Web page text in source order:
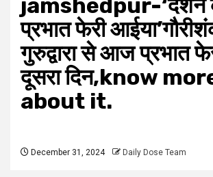
jamshedpur-‘दर्शन
प्रभात फेरी
गुरुद्वारा से आज प्रभात
दूसरा दिन,know
about it.
December 31, 2024 Daily Dose Team